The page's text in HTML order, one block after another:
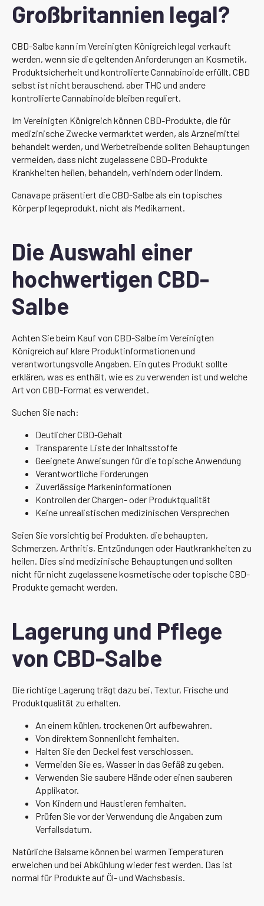
Großbritannien legal?
CBD-Salbe kann im Vereinigten Königreich legal verkauft
werden, wenn sie die geltenden Anforderungen an Kosmetik,
Produktsicherheit und kontrollierte Cannabinoide erfüllt. CBD
selbst ist nicht berauschend, aber THC und andere
kontrollierte Cannabinoide bleiben reguliert.
Im Vereinigten Königreich können CBD-Produkte, die für
medizinische Zwecke vermarktet werden, als Arzneimittel
behandelt werden, und Werbetreibende sollten Behauptungen
vermeiden, dass nicht zugelassene CBD-Produkte
Krankheiten heilen, behandeln, verhindern oder lindern.
Canavape präsentiert die CBD-Salbe als ein topisches
Körperpflegeprodukt, nicht als Medikament.
Die Auswahl einer
hochwertigen CBD-
Salbe
Achten Sie beim Kauf von CBD-Salbe im Vereinigten
Königreich auf klare Produktinformationen und
verantwortungsvolle Angaben. Ein gutes Produkt sollte
erklären, was es enthält, wie es zu verwenden ist und welche
Art von CBD-Format es verwendet.
Suchen Sie nach:
Deutlicher CBD-Gehalt
Transparente Liste der Inhaltsstoffe
Geeignete Anweisungen für die topische Anwendung
Verantwortliche Forderungen
Zuverlässige Markeninformationen
Kontrollen der Chargen- oder Produktqualität
Keine unrealistischen medizinischen Versprechen
Seien Sie vorsichtig bei Produkten, die behaupten,
Schmerzen, Arthritis, Entzündungen oder Hautkrankheiten zu
heilen. Dies sind medizinische Behauptungen und sollten
nicht für nicht zugelassene kosmetische oder topische CBD-
Produkte gemacht werden.
Lagerung und Pflege
von CBD-Salbe
Die richtige Lagerung trägt dazu bei, Textur, Frische und
Produktqualität zu erhalten.
An einem kühlen, trockenen Ort aufbewahren.
Von direktem Sonnenlicht fernhalten.
Halten Sie den Deckel fest verschlossen.
Vermeiden Sie es, Wasser in das Gefäß zu geben.
Verwenden Sie saubere Hände oder einen sauberen
Applikator.
Von Kindern und Haustieren fernhalten.
Prüfen Sie vor der Verwendung die Angaben zum
Verfallsdatum.
Natürliche Balsame können bei warmen Temperaturen
erweichen und bei Abkühlung wieder fest werden. Das ist
normal für Produkte auf Öl- und Wachsbasis.